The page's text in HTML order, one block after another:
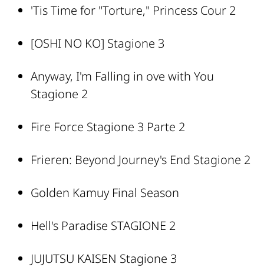
'Tis Time for "Torture," Princess Cour 2
[OSHI NO KO] Stagione 3
Anyway, I'm Falling in ove with You
Stagione 2
Fire Force Stagione 3 Parte 2
Frieren: Beyond Journey's End Stagione 2
Golden Kamuy Final Season
Hell's Paradise STAGIONE 2
JUJUTSU KAISEN Stagione 3